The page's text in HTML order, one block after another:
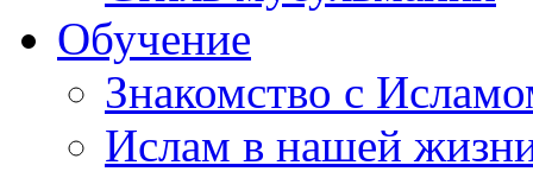
Обучение
Знакомство с
Ислам в нашей